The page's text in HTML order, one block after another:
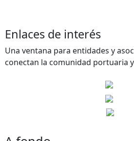
Enlaces de interés
Una ventana para entidades y
conectan la comunidad portuaria